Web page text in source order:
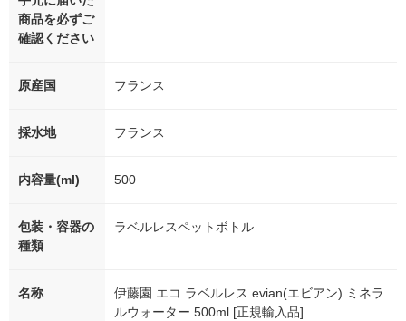
商品を必ずご
確認ください
原産国 フランス
採水地 フランス
内容量(ml) 500
包装・容器の
種類
ラベルレスペットボトル
名称
伊藤園 エコ ラベルレス evian(エビアン) ミネラ
ルウォーター 500ml [正規輸入品]